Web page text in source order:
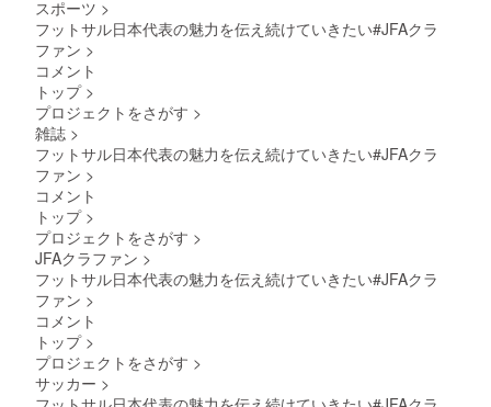
スポーツ >
フットサル日本代表の魅力を伝え続けていきたい#JFAクラ
ファン >
コメント
トップ >
プロジェクトをさがす >
雑誌 >
フットサル日本代表の魅力を伝え続けていきたい#JFAクラ
ファン >
コメント
トップ >
プロジェクトをさがす >
JFAクラファン >
フットサル日本代表の魅力を伝え続けていきたい#JFAクラ
ファン >
コメント
トップ >
プロジェクトをさがす >
サッカー >